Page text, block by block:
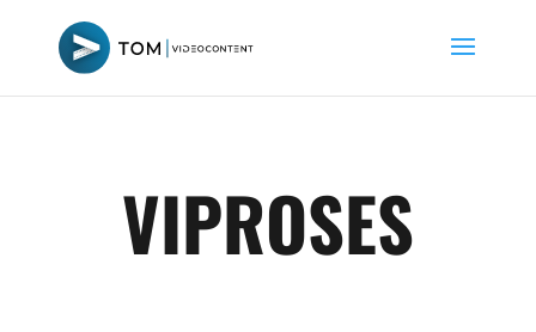
VIPROSES